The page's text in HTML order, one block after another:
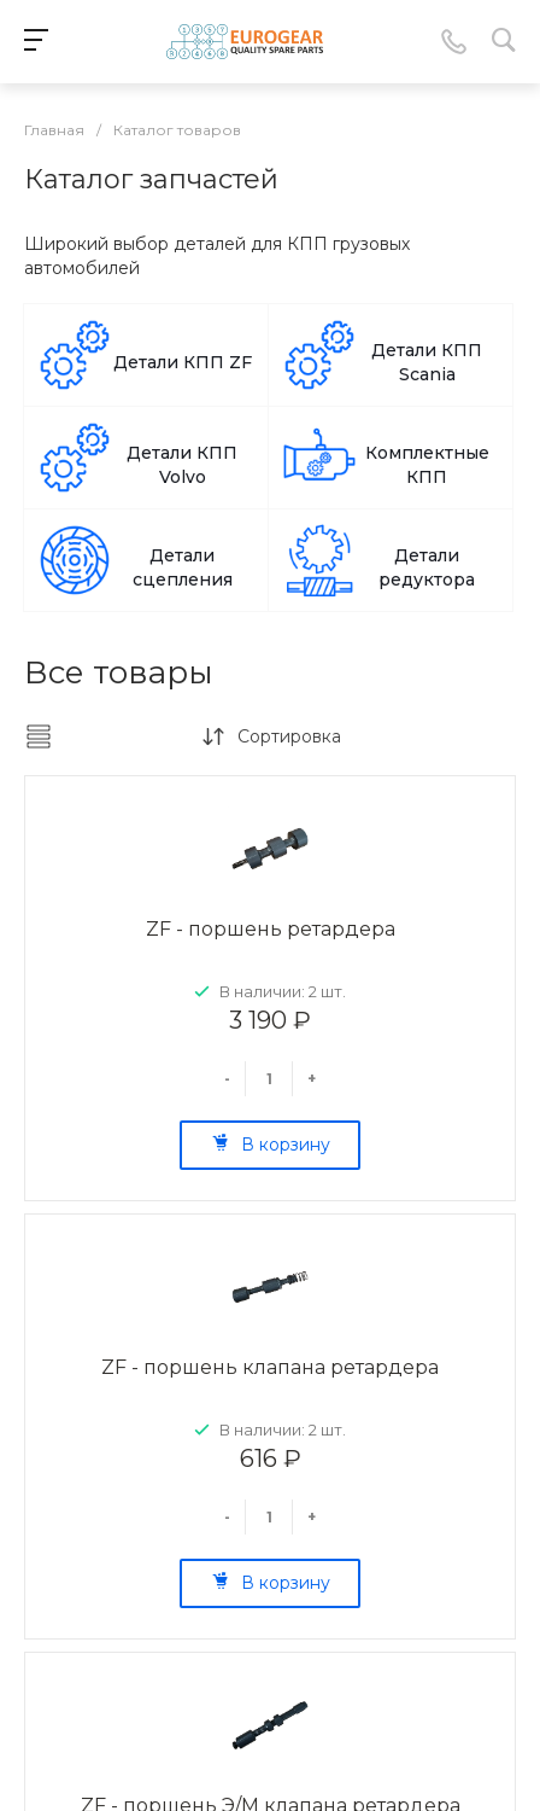
Главная / Каталог товаров
Каталог запчастей
Широкий выбор деталей для КПП грузовых
автомобилей
Детали КПП ZF
Детали КПП
Scania
Детали КПП
Volvo
Комплектные
КПП
Детали
сцепления
Детали
редуктора
Все товары
Сортировка
ZF - поршень ретардера
В наличии: 2 шт.
3 190 ₽
- +
В корзину
ZF - поршень клапана ретардера
В наличии: 2 шт.
616 ₽
- +
В корзину
ZF - поршень Э/М клапана ретардера